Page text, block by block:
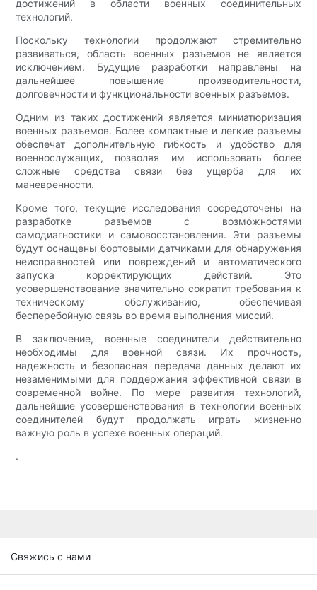
достижений в области военных соединительных
технологий.
Поскольку технологии продолжают стремительно
развиваться, область военных разъемов не является
исключением. Будущие разработки направлены на
дальнейшее повышение производительности,
долговечности и функциональности военных разъемов.
Одним из таких достижений является миниатюризация
военных разъемов. Более компактные и легкие разъемы
обеспечат дополнительную гибкость и удобство для
военнослужащих, позволяя им использовать более
сложные средства связи без ущерба для их
маневренности.
Кроме того, текущие исследования сосредоточены на
разработке разъемов с возможностями
самодиагностики и самовосстановления. Эти разъемы
будут оснащены бортовыми датчиками для обнаружения
неисправностей или повреждений и автоматического
запуска корректирующих действий. Это
усовершенствование значительно сократит требования к
техническому обслуживанию, обеспечивая
бесперебойную связь во время выполнения миссий.
В заключение, военные соединители действительно
необходимы для военной связи. Их прочность,
надежность и безопасная передача данных делают их
незаменимыми для поддержания эффективной связи в
современной войне. По мере развития технологий,
дальнейшие усовершенствования в технологии военных
соединителей будут продолжать играть жизненно
важную роль в успехе военных операций.
.
Свяжись с нами